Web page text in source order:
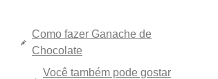
Como fazer Ganache de
Chocolate
Você também pode gostar